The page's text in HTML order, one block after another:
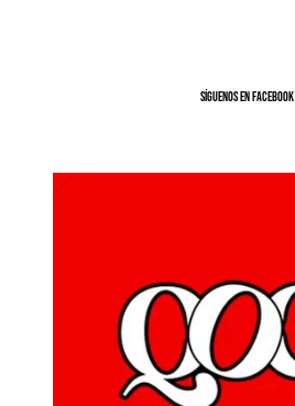
SíGUENOS EN FACEBOOK